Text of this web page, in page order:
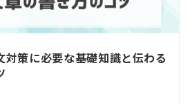
対策に必要な基礎知識と伝わる